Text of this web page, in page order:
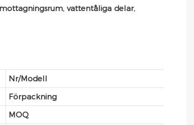
vattentåliga delar,
Nr/Modell
Förpackning
MOQ